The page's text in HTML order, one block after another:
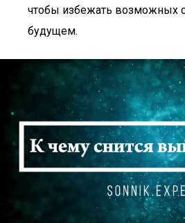
чтобы избежать возможных
будущем.